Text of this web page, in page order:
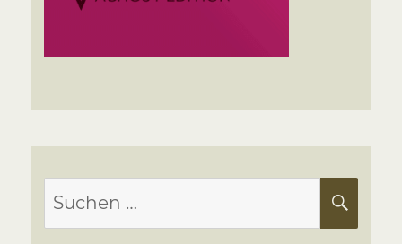
Suchen
nach: